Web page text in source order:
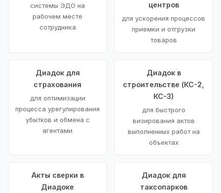
системы ЭДО на
рабочем месте
сотрудника
центров
для ускорения процессов
приемки и отгрузки
товаров
Диадок для
страхования
для оптимизации
процесса урегулирования
убытков и обмена с
агентами
Диадок в
строительстве (КС-2,
КС-3)
для быстрого
визирования актов
выполненных работ на
объектах
Акты сверки в
Диадоке
Диадок для
таксопарков